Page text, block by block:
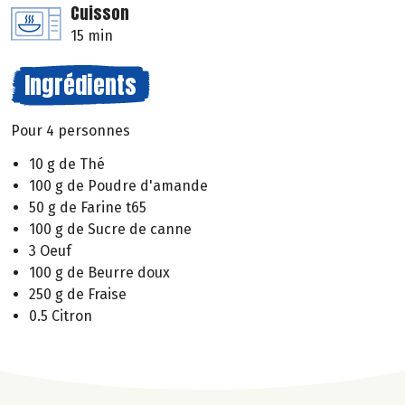
Cuisson
15 min
Ingrédients
Pour 4 personnes
10 g de Thé
100 g de Poudre d'amande
50 g de Farine t65
100 g de Sucre de canne
3 Oeuf
100 g de Beurre doux
250 g de Fraise
0.5 Citron